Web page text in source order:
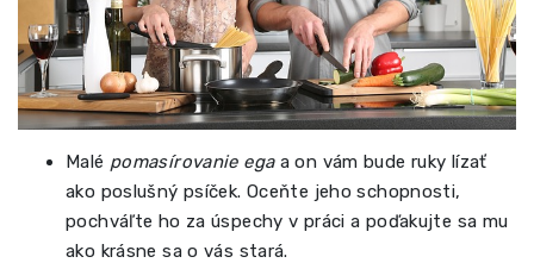
Malé pomasírovanie egaa on vám bude ruky lízať
ako poslušný psíček. Oceňte jeho schopnosti,
pochváľte ho za úspechy v práci a poďakujte sa mu
ako krásne sa o vás stará.